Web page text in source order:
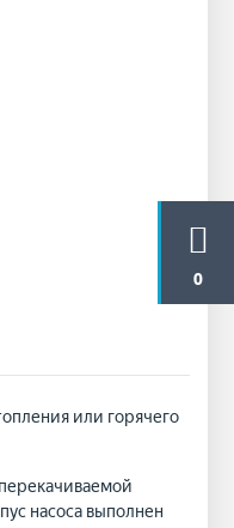
0
или горячего
насоса выполнен